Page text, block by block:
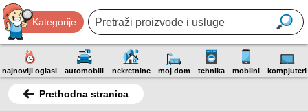
Kategorije
najnoviji oglasi automobili nekretnine moj dom tehnika mobilni kompjuteri
Prethodna stranica